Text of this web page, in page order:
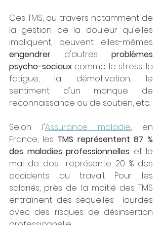
Ces TMS, au travers notamment de
la gestion de la douleur qu'elles
engendrer d'autres problèmes
psycho-sociaux comme le stress, la
fatigue, la démotivation, le
sentiment d'un manque de
reconnaissance ou de soutien, etc.
Selon l'Assurance maladie, en
France, les TMS représentent 87 %
des maladies professionnelles et le
mal de dos  représente 20 % des
accidents du travail. Pour les
salariés, près de la moitié des TMS
entraînent des séquelles  lourdes
avec des risques de désinsertion